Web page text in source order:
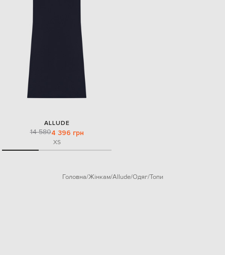
ALLUDE
14 5804 396 грн
XS
Головна Жінкам Allude Одяг Топи